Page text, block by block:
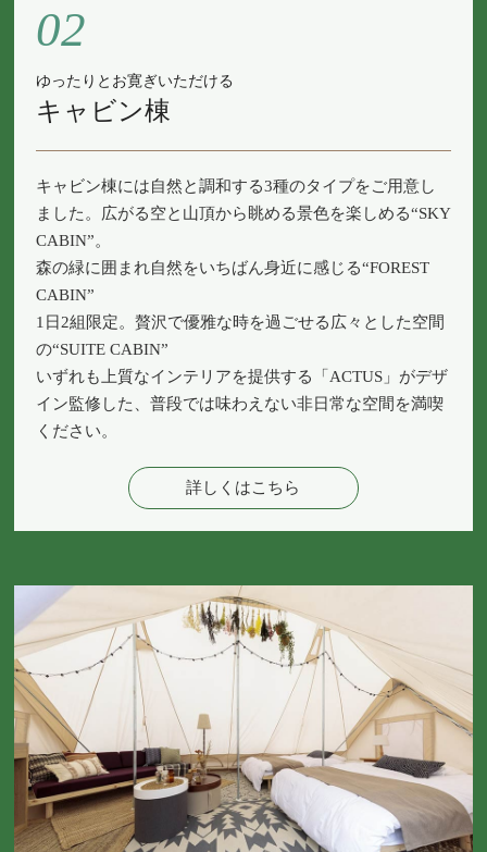
02
ゆったりとお寛ぎいただける
キャビン棟
キャビン棟には自然と調和する3種のタイプをご用意し
ました。広がる空と山頂から眺める景色を楽しめる“SKY
CABIN”。
森の緑に囲まれ自然をいちばん身近に感じる“FOREST
CABIN”
1日2組限定。贅沢で優雅な時を過ごせる広々とした空間
の“SUITE CABIN”
いずれも上質なインテリアを提供する「ACTUS」がデザ
イン監修した、普段では味わえない非日常な空間を満喫
ください。
詳しくはこちら